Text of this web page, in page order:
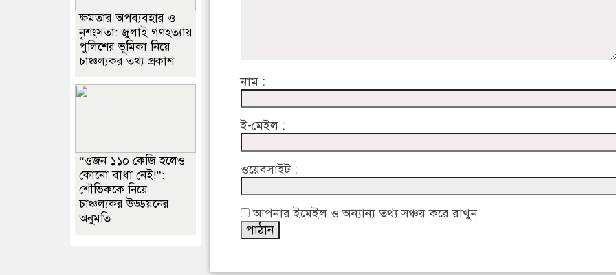
নাম :
ই-মেইল :
ওয়েবসাইট :
আপনার ইমেইল ও অন্যান্য তথ্য সঞ্চয় করে রাখুন
ক্ষমতার অপব্যবহার ও
নৃশংসতা: জুলাই গণহত্যায়
পুলিশের ভূমিকা নিয়ে
চাঞ্চল্যকর তথ্য প্রকাশ
“ওজন ১১০ কেজি হলেও
কোনো বাধা নেই!”:
শৌভিককে নিয়ে
চাঞ্চল্যকর উড্ডয়নের
অনুমতি